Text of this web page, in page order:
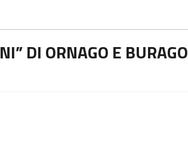
DI ORNAGO E BURAGO